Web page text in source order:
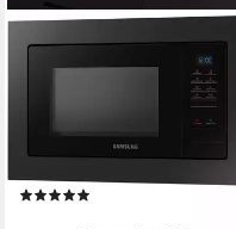
SAMSUNG
Mikrowelle
Kapazität
Leistungsstufen